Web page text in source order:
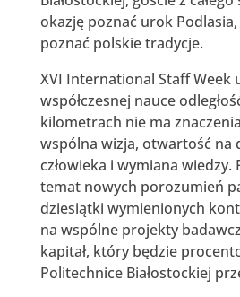
okazję poznać urok
poznać polskie tradycje.
XVI International Staff Week
współczesnej nauce
kilometrach nie ma
wspólna wizja, otwartość na
człowieka i wymiana wiedzy.
temat nowych porozumień
dziesiątki wymienionych
na wspólne projekty
kapitał, który będzie
Politechnice Białostockiej